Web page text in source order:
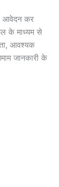
आवेदन कर
के माध्यम से
आवश्यक
जानकारी के